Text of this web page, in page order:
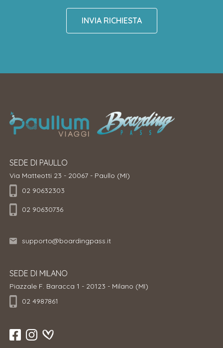
INVIA RICHIESTA
SEDE DI PAULLO
Via Matteotti 23 - 20067 - Paullo (MI)
02 90632303
02 90630736
supporto@boardingpass.it
SEDE DI MILANO
Piazzale F. Baracca 1 - 20123 - Milano (MI)
02 4987861